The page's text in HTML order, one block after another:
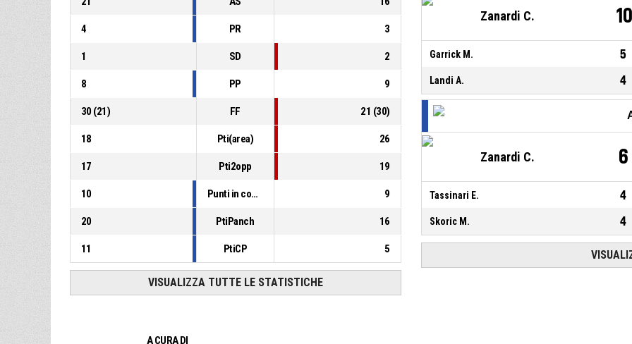
4 PR 3
1 SD 2
8 PP 9
30 (21) FF 21 (30)
18 Pti(area) 26
17 Pti2opp 19
10 Punti in contropiede 9
20 PtiPanch 16
11 PtiCP 5
VISUALIZZA TUTTE LE STATISTICHE
Zanardi C. 10
Garrick M. 5
Landi A. 4
Zanardi C. 6
Tassinari E. 4
Skoric M. 4
A CURA DI